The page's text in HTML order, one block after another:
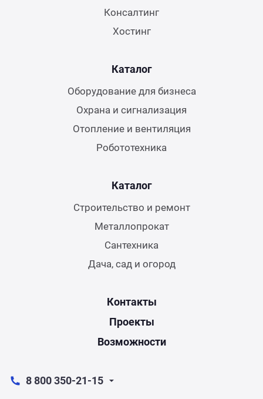
Консалтинг
Хостинг
Каталог
Оборудование для бизнеса
Охрана и сигнализация
Отопление и вентиляция
Робототехника
Каталог
Строительство и ремонт
Металлопрокат
Сантехника
Дача, сад и огород
Контакты
Проекты
Возможности
8 800 350-21-15